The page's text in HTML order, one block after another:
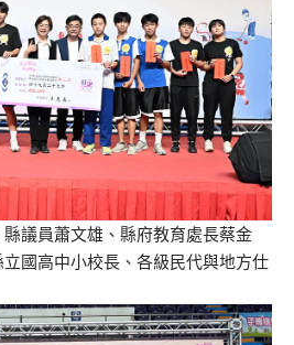
議員蕭文雄、縣府教育處長蔡金
國高中小校長、各級民代與地方仕